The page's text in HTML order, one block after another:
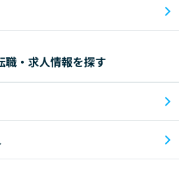
職・求人情報を探す